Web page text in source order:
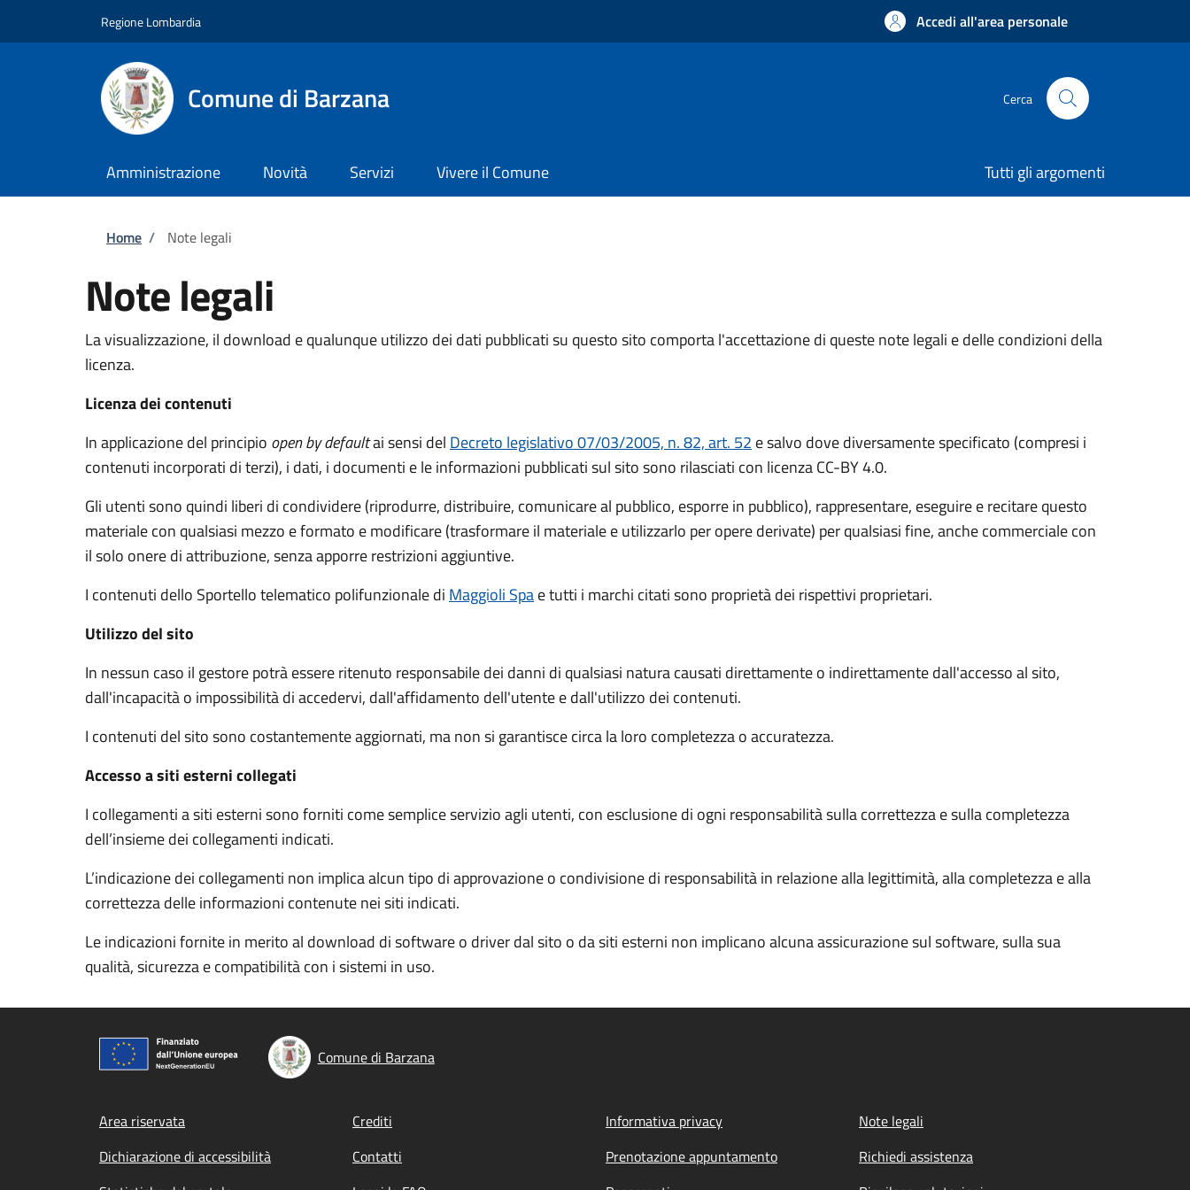
Regione Lombardia Accedi all'area personale
Comune di Barzana Cerca
Amministrazione Novità Servizi Vivere il Comune Tutti gli argomenti
Briciole di pane
Home / Note legali
Note legali
La visualizzazione, il download e qualunque utilizzo dei dati pubblicati su questo sito comporta l'accettazione di queste note legali e delle condizioni della
licenza.
Licenza dei contenuti
In applicazione del principio open by defaultai sensi del Decreto legislativo 07/03/2005, n. 82, art. 52 e salvo dove diversamente specificato (compresi i
contenuti incorporati di terzi), i dati, i documenti e le informazioni pubblicati sul sito sono rilasciati con licenza CC-BY 4.0.
Gli utenti sono quindi liberi di condividere (riprodurre, distribuire, comunicare al pubblico, esporre in pubblico), rappresentare, eseguire e recitare questo
materiale con qualsiasi mezzo e formato e modificare (trasformare il materiale e utilizzarlo per opere derivate) per qualsiasi fine, anche commerciale con
il solo onere di attribuzione, senza apporre restrizioni aggiuntive.
I contenuti dello Sportello telematico polifunzionaledi Maggioli Spae tutti i marchi citati sono proprietà dei rispettivi proprietari.
Utilizzo del sito
In nessun caso il gestore potrà essere ritenuto responsabile dei danni di qualsiasi natura causati direttamente o indirettamente dall'accesso al sito,
dall'incapacità o impossibilità di accedervi, dall'affidamento dell'utente e dall'utilizzo dei contenuti.
I contenuti del sito sono costantemente aggiornati, ma non si garantisce circa la loro completezza o accuratezza.
Accesso a siti esterni collegati
I collegamenti a siti esterni sono forniti come semplice servizio agli utenti, con esclusione di ogni responsabilità sulla correttezza e sulla completezza
dell’insieme dei collegamenti indicati.
L’indicazione dei collegamenti non implica alcun tipo di approvazione o condivisione di responsabilità in relazione alla legittimità, alla completezza e alla
correttezza delle informazioni contenute nei siti indicati.
Le indicazioni fornite in merito al download di software o driver dal sito o da siti esterni non implicano alcuna assicurazione sul software, sulla sua
qualità, sicurezza e compatibilità con i sistemi in uso.
Comune di Barzana
Footer menu
Area riservata Crediti Informativa privacy
Note legali
Dichiarazione di accessibilità
Contatti Prenotazione appuntamento
Richiedi assistenza